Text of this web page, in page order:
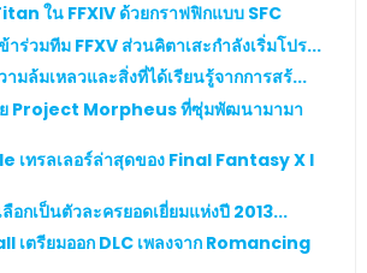
ใน FFXIV ด้วยกราฟฟิกแบบ SFC
าร่วมทีม FFXV ส่วนคิตาเสะกำลังเริ่มโปร...
มล้มเหลวและสิ่งที่ได้เรียนรู้จากการสร้...
ย Project Morpheus ที่ซุ่มพัฒนามามา
เทรลเลอร์ล่าสุดของ Final Fantasy X l
อกเป็นตัวละครยอดเยี่ยมแห่งปี 2013...
เตรียมออก DLC เพลงจาก Romancing